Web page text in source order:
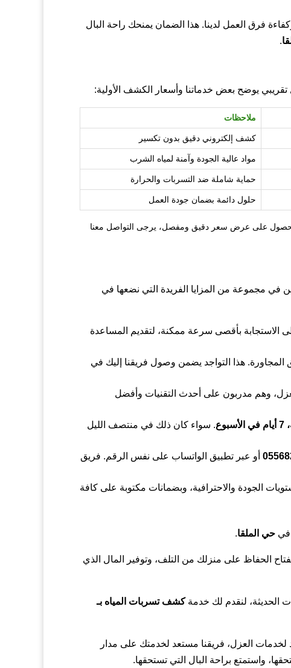
فرق العمل لدينا. هذا الضمان يمنحك راحة البال
.
تقريبي يوضح بعض خدماتنا وأسعار الكشف الأولية:
ملاحظات
كشف إلكتروني دقيق بدون تكسير
مواد عالية الجودة وآمنة لمياه الشرب
حماية شاملة ضد التسربات والحرارة
حلول دائمة بضمان جودة العمل
للحصول على عرض سعر دقيق ومفصل، يرجى التواصل معنا
في مجموعة من المزايا الفريدة التي نضعها في
الاستجابة بأقصى سرعة ممكنة، لتقديم المساعدة
المجاورة. هذا التواجد يضمن وصول فريقنا إليك في
وهم مدربون على أحدث التقنيات وأفضل
. سواء كان ذلك في منتصف الليل
أو عبر تطبيق الواتساب على نفس الرقم. فريق
الحفاظ على أعلى مستويات الجودة والاحترافية، وبضمانات مكتوبة على كافة
في حي الملقا.
الحفاظ على منزلك من التلف، وتوفير المال الذي
الحديثة، لنقدم لك خدمةكشف تسربات المياه بـ
العزل، فريقنا مستعد لخدمتك على مدار
واستمتع براحة البال التي تستحقها.